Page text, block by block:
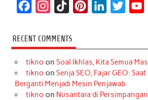
c
e
b
o
s
t
a
r
k
T
o
k
t
e
r
e
k
e
d
I
t
t
r
T
e
RECENT COMMENTS
tikno on Soal Ikhlas, Kita Semua
tikno on Senja SEO, Fajar GEO:
Berganti Menjadi Mesin Penjawab
tikno on Nusantara di